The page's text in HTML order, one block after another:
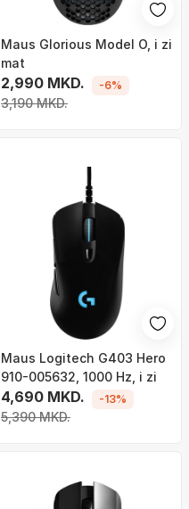
Maus Glorious Model O, i zi
mat
2,990 MKD.
3,190 MKD.
-6%
Maus Logitech G403 Hero
910-005632, 1000 Hz, i zi
4,690 MKD.
5,390 MKD.
-13%